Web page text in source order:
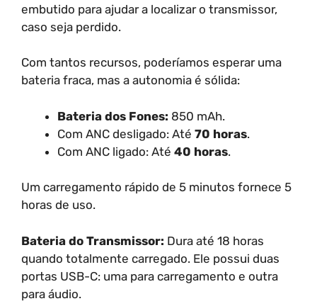
embutido para ajudar a localizar o transmissor,
caso seja perdido.
Com tantos recursos, poderíamos esperar uma
bateria fraca, mas a autonomia é sólida:
Bateria dos Fones: 850 mAh.
Com ANC desligado: Até 70 horas.
Com ANC ligado: Até 40 horas.
Um carregamento rápido de 5 minutos fornece 5
horas de uso.
Bateria do Transmissor: Dura até 18 horas
quando totalmente carregado. Ele possui duas
portas USB-C: uma para carregamento e outra
para áudio.